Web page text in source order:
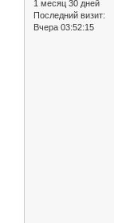
1 месяц 30 дней
Последний визит:
Вчера 03:52:15